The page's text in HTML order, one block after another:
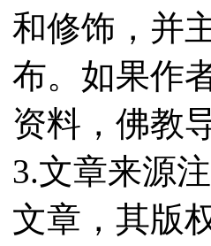
和修饰，并
布。如果作
资料，佛教
3.文章来源
文章，其版